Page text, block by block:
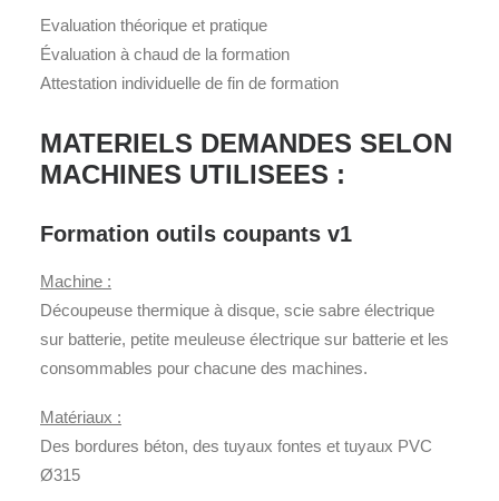
Evaluation théorique et pratique
Évaluation à chaud de la formation
Attestation individuelle de fin de formation
MATERIELS DEMANDES SELON
MACHINES UTILISEES :
Formation outils coupants v1
Machine :
Découpeuse thermique à disque, scie sabre électrique
sur batterie, petite meuleuse électrique sur batterie et les
consommables pour chacune des machines.
Matériaux :
Des bordures béton, des tuyaux fontes et tuyaux PVC
Ø315